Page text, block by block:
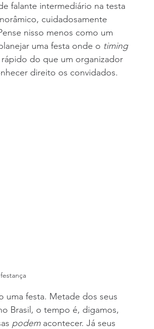
falante intermediário na testa
cuidadosamente
nisso menos como um
uma festa onde o timing
do que um organizador
direito os convidados.
uma festa. Metade dos seus
Brasil, o tempo é, digamos,
podem acontecer. Já seus